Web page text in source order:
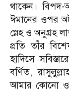
থাকেন।
ঈমানের ওপর
স্নেহ ও অনুগ্রহ
প্রতি তাঁর
হাদিসে
বর্ণিত,
আমার কোনো